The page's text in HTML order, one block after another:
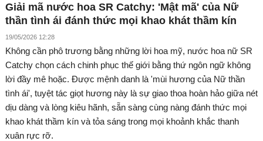
Giải mã nước hoa SR Catchy: 'Mật mã' của Nữ
thần tình ái đánh thức mọi khao khát thầm kín
19/05/2026 12:28
Không cần phô trương bằng những lời hoa mỹ, nước hoa nữ SR
Catchy chọn cách chinh phục thế giới bằng thứ ngôn ngữ không
lời đầy mê hoặc. Được mệnh danh là 'mùi hương của Nữ thần
tình ái', tuyệt tác giọt hương này là sự giao thoa hoàn hảo giữa nét
dịu dàng và lòng kiêu hãnh, sẵn sàng cùng nàng đánh thức mọi
khao khát thầm kín và tỏa sáng trong mọi khoảnh khắc thanh
xuân rực rỡ.